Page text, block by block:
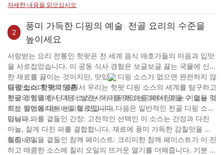
하는 디핑 소스에 식초, 꿀, 감귤 주스 등의 재료를 섞어 입맛을 자극
하는 독특한 샐러드 드레싱을 만들어 보세요.
자세한 내용을 읽으십시오
2
풍미 가득한 디핑의 예술: 전골 요리의 수준을
높이세요
사랑받는 요리 전통인 핫팟은 전 세계 음식 애호가들의 마음과 입맛
을 사로잡았습니다. 이 공동 식사 경험은 보글보글 끓는 국물에 신선
한 재료를 끓이는 것이지만, 맛있는 디핑 소스가 없으면 완전하지 않
을 것입니다. 이 기사에서 우리는 핫팟 디핑 소스의 세계를 탐구하고
핫팟 경험을 한 단계 더 발전시키기 위해 이를 페어링하는 기술을 익
히는 방법에 대해 논의할 것입니다.
디핑 소스: 핫팟의 영혼
전골의 영역에서 디핑 소스는 식사를 맛있는 것에서 잊을 수 없는 것
으로 끌어올리는 비밀 재료입니다. 다음은 일반적인 전골 디핑 소스
입니다.:
마늘과 파를 곁들인 간장: 고전적인 선택인 이 소스는 간장과 다진
마늘, 잘게 다진 파를 결합합니다. 재료에 풍미 가득한 감칠맛을 더
해줍니다.
칠리 오일을 곁들인 참깨 페이스트: 크리미한 참깨 페이스트가 이 진
하고 매콤한 소스에 칠리 오일의 뜨거운 열기를 더해줍니다. 기분 좋